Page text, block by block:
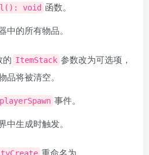
void 函数。
中的所有物品。
的 ItemStack 参数改为可选项，
品将被清空。
事件。
中生成时触发。